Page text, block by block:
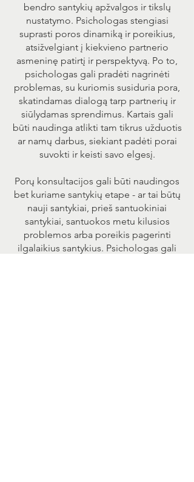
bendro santykių apžvalgos ir tikslų
nustatymo. Psichologas stengiasi
suprasti poros dinamiką ir poreikius,
atsižvelgiant į kiekvieno partnerio
asmeninę patirtį ir perspektyvą. Po to,
psichologas gali pradėti nagrinėti
problemas, su kuriomis susiduria pora,
skatindamas dialogą tarp partnerių ir
siūlydamas sprendimus. Kartais gali
būti naudinga atlikti tam tikrus užduotis
ar namų darbus, siekiant padėti porai
suvokti ir keisti savo elgesį.
Porų konsultacijos gali būti naudingos
bet kuriame santykių etape - ar tai būtų
nauji santykiai, prieš santuokiniai
santykiai, santuokos metu kilusios
problemos arba poreikis pagerinti
ilgalaikius santykius. Psichologas gali